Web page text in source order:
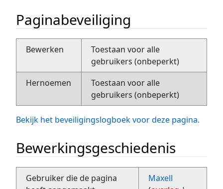
Paginabeveiliging
Bewerken
Toestaan voor alle
gebruikers (onbeperkt)
Hernoemen
Toestaan voor alle
gebruikers (onbeperkt)
Bekijk het beveiligingslogboek voor deze pagina.
Bewerkingsgeschiedenis
Gebruiker die de pagina
Maxell